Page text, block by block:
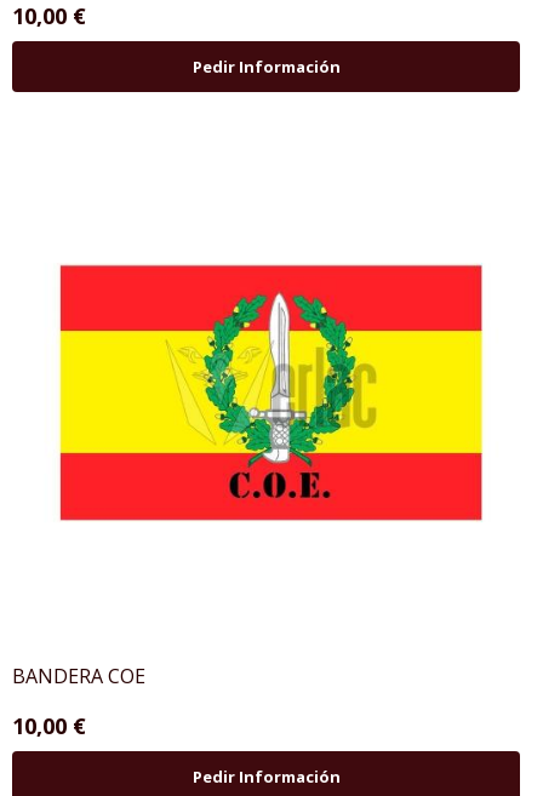
10,00 €
Pedir Información
BANDERA COE
10,00 €
Pedir Información